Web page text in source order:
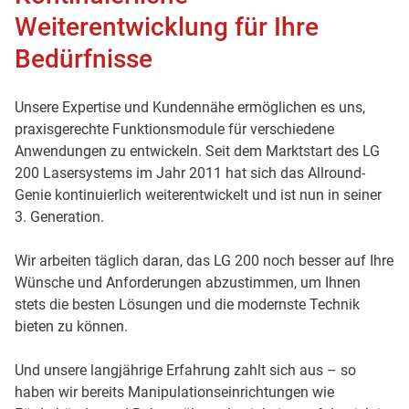
Weiterentwicklung für Ihre
Bedürfnisse
Unsere Expertise und Kundennähe ermöglichen es uns,
praxisgerechte Funktionsmodule für verschiedene
Anwendungen zu entwickeln. Seit dem Marktstart des LG
200 Lasersystems im Jahr 2011 hat sich das Allround-
Genie kontinuierlich weiterentwickelt und ist nun in seiner
3. Generation.
Wir arbeiten täglich daran, das LG 200 noch besser auf Ihre
Wünsche und Anforderungen abzustimmen, um Ihnen
stets die besten Lösungen und die modernste Technik
bieten zu können.
Und unsere langjährige Erfahrung zahlt sich aus – so
haben wir bereits Manipulationseinrichtungen wie